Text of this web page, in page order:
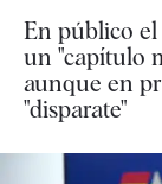
En público el
un "capítulo
aunque en
"disparate"